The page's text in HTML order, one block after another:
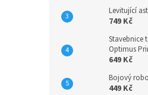
Levitující
749 Kč
Stavebnice
Optimus
649 Kč
Bojový
449 Kč